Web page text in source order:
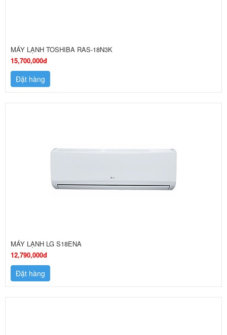
MÁY LẠNH TOSHIBA RAS-18N3K
15,700,000đ
Đặt hàng
MÁY LẠNH LG S18ENA
12,790,000đ
Đặt hàng